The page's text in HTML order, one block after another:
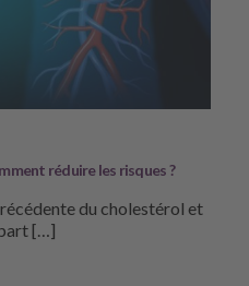
réduire les risques ?
du cholestérol et
[…]